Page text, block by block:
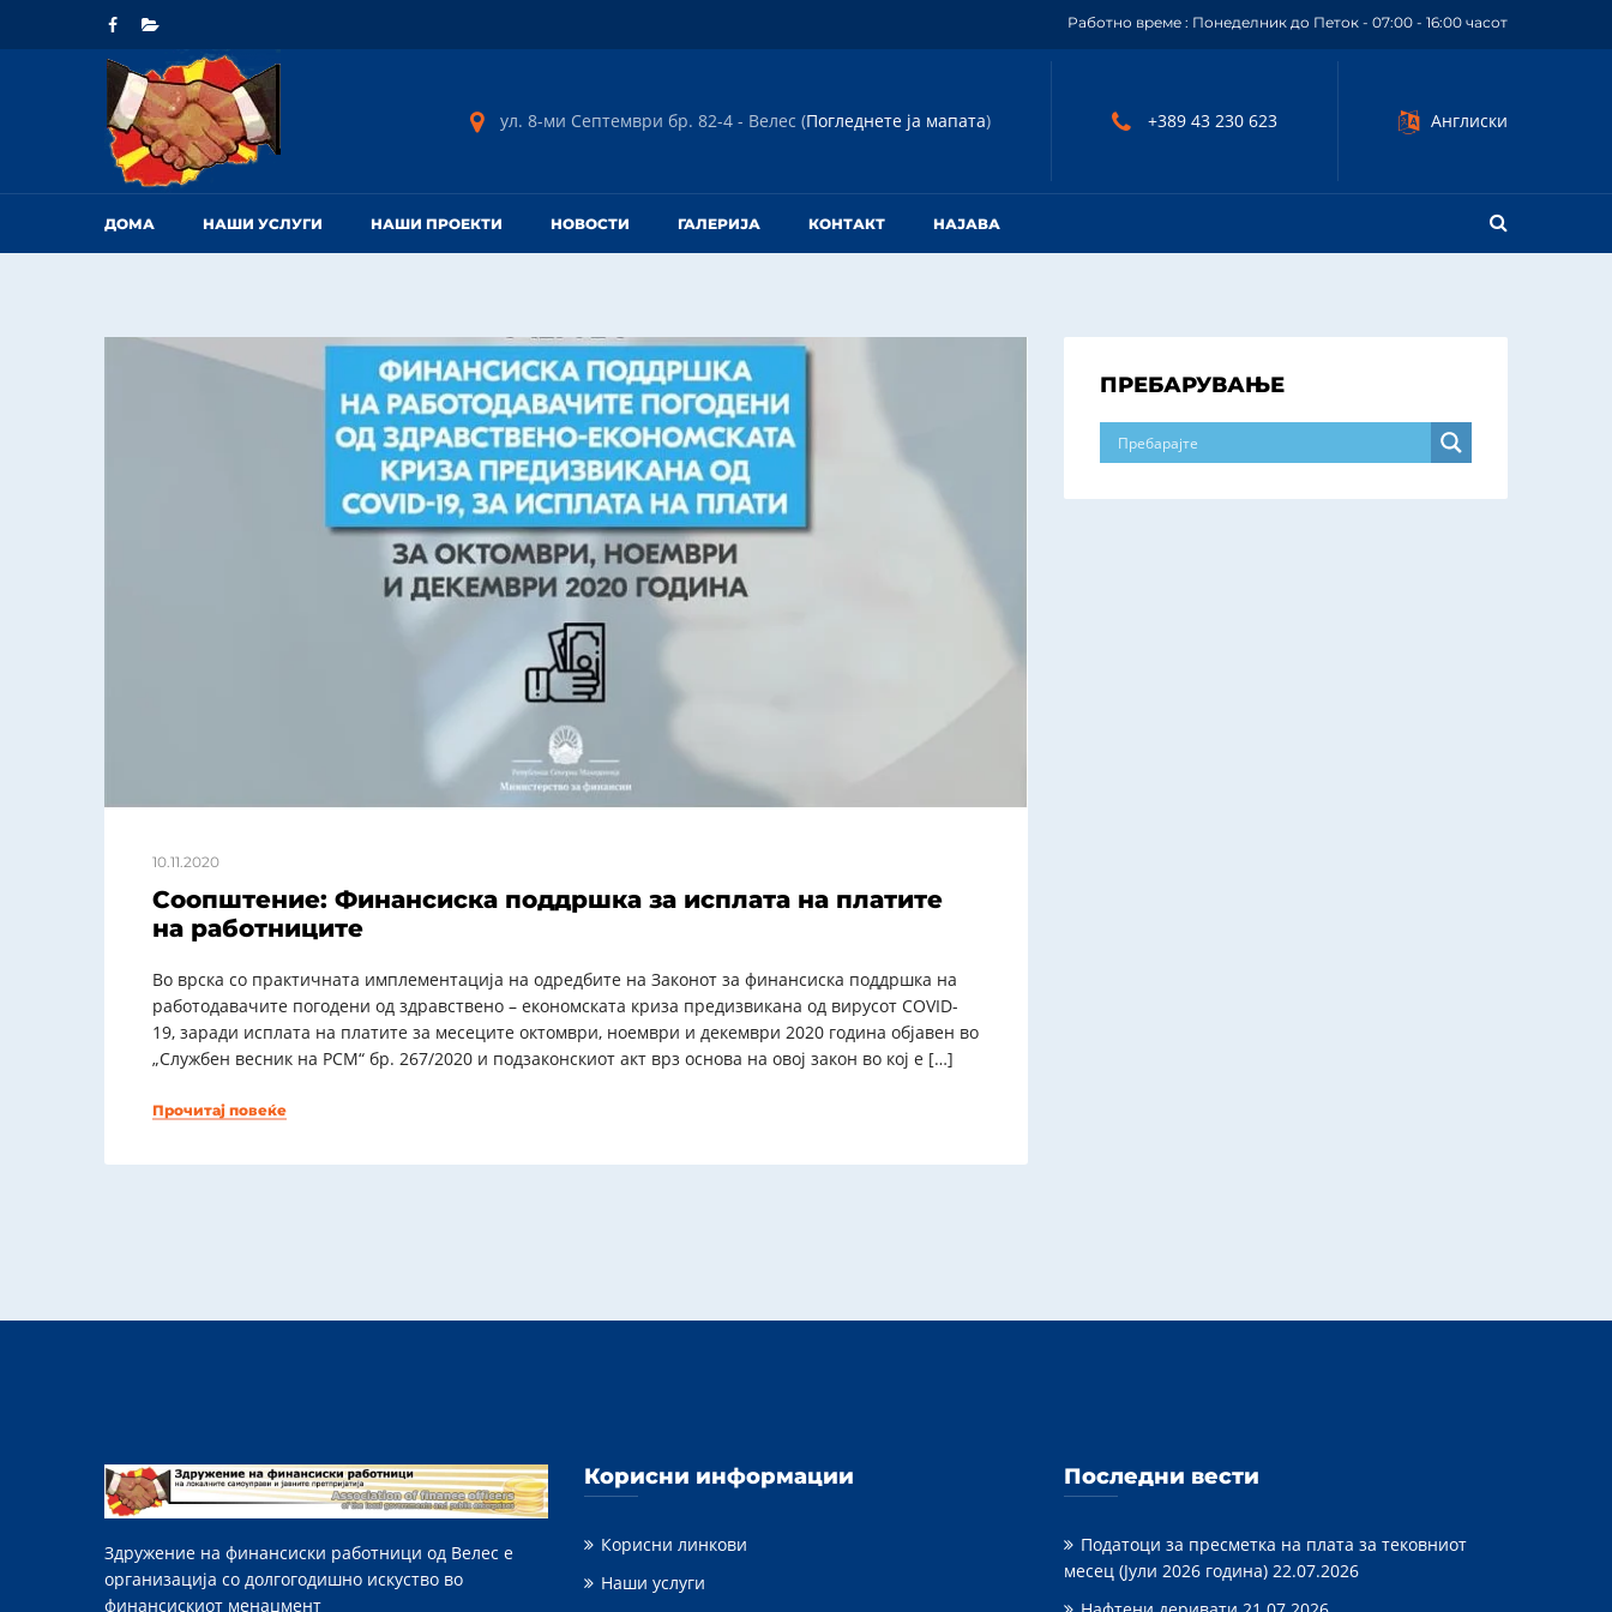
Работно време : Понеделник до Петок - 07:00 - 16:00 часот
ул. 8-ми Септември бр. 82-4 - Велес (Погледнете ја мапата) +389 43 230 623 Англиски
ДОМА НАШИ УСЛУГИ НАШИ ПРОЕКТИ НОВОСТИ ГАЛЕРИЈА КОНТАКТ НАЈАВА
10.11.2020
Соопштение: Финансиска поддршка за исплата на платите
на работниците
Во врска со практичната имплементација на одредбите на Законот за финансиска поддршка на
работодавачите погодени од здравствено – економската криза предизвикана од вирусот COVID-
19, заради исплата на платите за месеците октомври, ноември и декември 2020 година објавен во
„Службен весник на РСМ“ бр. 267/2020 и подзаконскиот акт врз основа на овој закон во кој е […]
Прочитај повеќе
ПРЕБАРУВАЊЕ
Здружение на финансиски работници од Велес е
организација со долгогодишно искуство во
финансискиот менаџмент
Корисни информации
Корисни линкови
Наши услуги
Последни вести
Податоци за пресметка на плата за тековниот
месец (Јули 2026 година) 22.07.2026